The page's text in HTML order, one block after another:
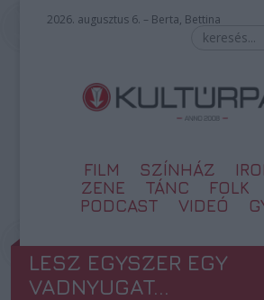
2026. augusztus 6. – Berta, Bettina
FILM SZÍNHÁZ
ZENE
TÁNC FOLK
PODCAST
VIDEÓ
LESZ EGYSZER EGY
VADNYUGAT...